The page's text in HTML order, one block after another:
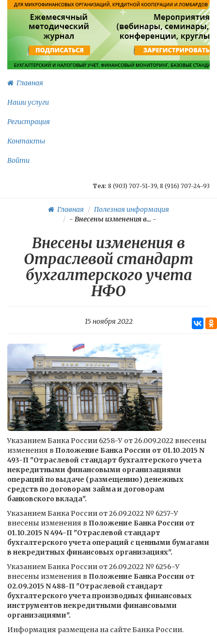
Главная
Наши услуги
Регистрация
Контакты
Войти
Тел: 8 (903) 707-51-39, 8 (916) 707-24-93
Главная
Полезная информация
- Внесены изменения в... -
Внесены изменения в
Отраслевой стандарт
бухгалтерского учета
НФО
15 ноября 2022
Указанием Банка России 6258-У от 26.009.2022 внесены
изменения в Положение Банка России от 01.10.2015 N
493-П "Отраслевой стандарт бухгалтерского учета
некредитными финансовыми организациями
операций по выдаче (размещению) денежных
средств по договорам займа и договорам
банковского вклада".
Указанием Банка России от 26.09.2022 № 6257-У
внесены изменения в Положение Банка России от
01.10.2015 N 494-П "Отраслевой стандарт
бухгалтерского учета операций с ценными бумагами
в некредитных финансовых организациях".
Указанием Банка России от 26.09.2022 № 6256-У
внесены изменения в Положение Банка России от
02.09.2015 N 488-П "Отраслевой стандарт
бухгалтерского учета производных финансовых
инструментов некредитными финансовыми
организациями".
Информация размещена на сайте Банка России.